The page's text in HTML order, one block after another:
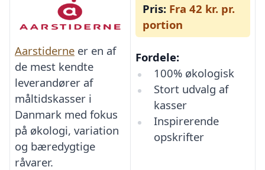
Aarstiderne er en af
de mest kendte
leverandører af
måltidskasser i
Danmark med fokus
på økologi, variation
og bæredygtige
råvarer.
Pris: Fra 42 kr. pr.
portion
Fordele:
100% økologisk
Stort udvalg af
kasser
Inspirerende
opskrifter